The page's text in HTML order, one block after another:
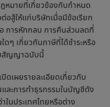
หมายที่เกี่ยวข้องกับกำหนด
อสู้ให้แก่บริษัทเมื่อมีข้อเรียก
การหักกลบ การคืนส่วนลดที่
ดๆ เกี่ยวกับภาษีที่ได้ชำระหรือ
มสัญญาฉบับนี้
ดเผยรายละเอียดเกี่ยวกับ
ะการทำธุรกรรมในบัญชีดัง
ในประเทศไทยหรือต่าง